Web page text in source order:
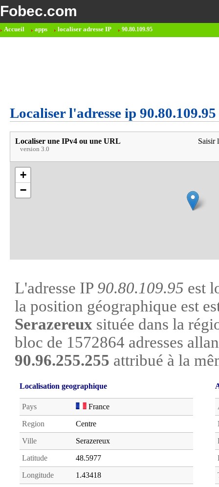
Fobec.com
Accueil apps localiser adresse IP 90.80.109.95
Localiser l'adresse ip 90.80.109.95
Localiser une IPv4 ou une URL
version 3.0
Saisir
+
−
L'adresse IP 90.80.109.95 est
la position géographique est
Serazereux située dans la
bloc de 1572864 adresses
90.96.255.255 attribué à la
Localisation geographique
Pays France
Region Centre
Ville Serazereux
Latitude 48.5977
Longitude 1.43418